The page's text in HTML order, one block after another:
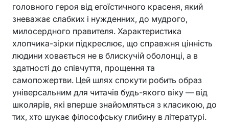
головного героя від егоїстичного красеня, який
зневажає слабких і нужденних, до мудрого,
милосердного правителя. Характеристика
хлопчика-зірки підкреслює, що справжня цінність
людини ховається не в блискучій оболонці, а в
здатності до співчуття, прощення та
самопожертви. Цей шлях спокути робить образ
універсальним для читачів будь-якого віку — від
школярів, які вперше знайомляться з класикою, до
тих, хто шукає філософську глибину в літературі.